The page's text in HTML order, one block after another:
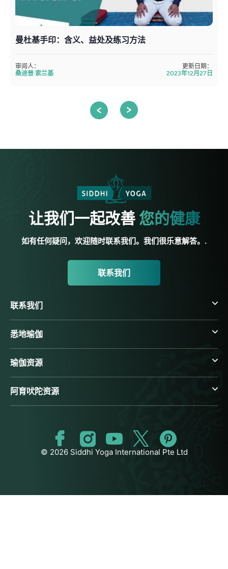
曼杜基手印：含义、益处及练习方法
审阅人：
桑迪普·索兰基
更新日期：
2023年12月27日
让我们一起改善 您的健康
如有任何疑问，欢迎随时联系我们。我们很乐意解答。.
联系我们
联系我们
悉地瑜伽
瑜伽资源
阿育吠陀资源
© 2026 Siddhi Yoga International Pte Ltd